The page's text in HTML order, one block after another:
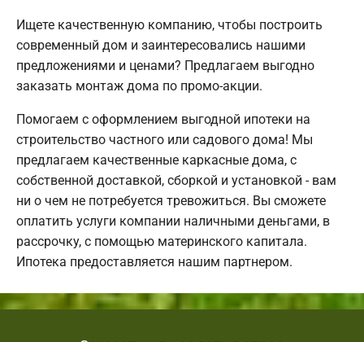
Ищете качественную компанию, чтобы построить
современный дом и заинтересовались нашими
предложениями и ценами? Предлагаем выгодно
заказать монтаж дома по промо-акции.
Помогаем с оформлением выгодной ипотеки на
строительство частного или садового дома! Мы
предлагаем качественные каркасные дома, с
собственной доставкой, сборкой и установкой - вам
ни о чем не потребуется тревожиться. Вы сможете
оплатить услуги компании наличными деньгами, в
рассрочку, с помощью материнского капитала.
Ипотека предоставляется нашим партнером.